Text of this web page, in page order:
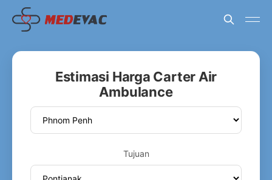
Estimasi Harga Carter Air
Ambulance
Tujuan